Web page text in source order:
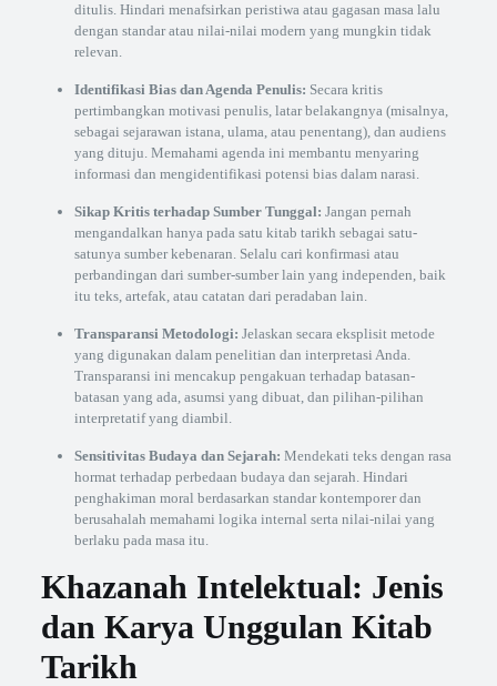
ditulis. Hindari menafsirkan peristiwa atau gagasan masa lalu
dengan standar atau nilai-nilai modern yang mungkin tidak
relevan.
Identifikasi Bias dan Agenda Penulis: Secara kritis
pertimbangkan motivasi penulis, latar belakangnya (misalnya,
sebagai sejarawan istana, ulama, atau penentang), dan audiens
yang dituju. Memahami agenda ini membantu menyaring
informasi dan mengidentifikasi potensi bias dalam narasi.
Sikap Kritis terhadap Sumber Tunggal: Jangan pernah
mengandalkan hanya pada satu kitab tarikh sebagai satu-
satunya sumber kebenaran. Selalu cari konfirmasi atau
perbandingan dari sumber-sumber lain yang independen, baik
itu teks, artefak, atau catatan dari peradaban lain.
Transparansi Metodologi: Jelaskan secara eksplisit metode
yang digunakan dalam penelitian dan interpretasi Anda.
Transparansi ini mencakup pengakuan terhadap batasan-
batasan yang ada, asumsi yang dibuat, dan pilihan-pilihan
interpretatif yang diambil.
Sensitivitas Budaya dan Sejarah: Mendekati teks dengan rasa
hormat terhadap perbedaan budaya dan sejarah. Hindari
penghakiman moral berdasarkan standar kontemporer dan
berusahalah memahami logika internal serta nilai-nilai yang
berlaku pada masa itu.
Khazanah Intelektual: Jenis
dan Karya Unggulan Kitab
Tarikh